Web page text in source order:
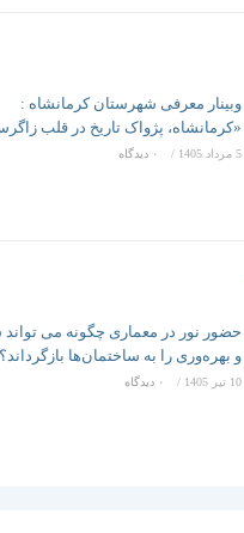
وبینار معرفی شهرستان کرمانشاه :
«کرمانشاه، پژواک تاریخ در قلب
5 مرداد 1405 / ۰ دیدگاه
حضور نور در معماری چگونه می
و بهره‌وری را به ساختمان‌ها بازگرداند؟
10 تیر 1405 / ۰ دیدگاه